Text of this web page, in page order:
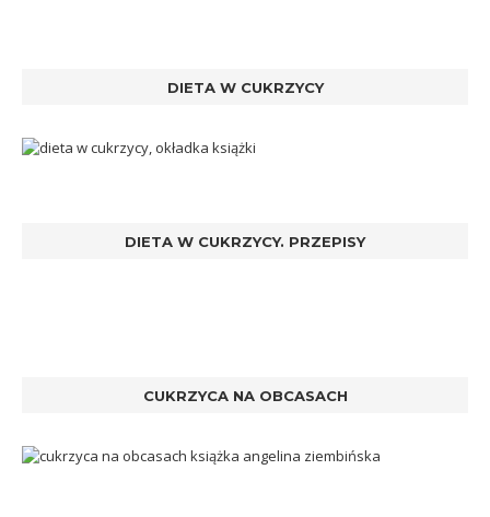
DIETA W CUKRZYCY
DIETA W CUKRZYCY. PRZEPISY
CUKRZYCA NA OBCASACH